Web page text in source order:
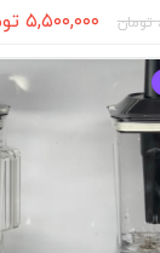
۵,۵۰۰,۰۰۰ تومان